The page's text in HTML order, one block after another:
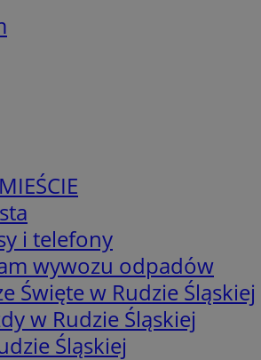
i telefony
wywozu odpadów
Święte w Rudzie Śląskiej
w Rudzie Śląskiej
Śląskiej